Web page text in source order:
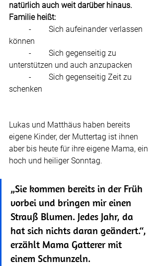
natürlich auch weit darüber hinaus.
Familie heißt:
können
unterstützen und auch anzupacken
schenken
Lukas und Matthäus haben bereits
eigene Kinder, der Muttertag ist ihnen
aber bis heute für ihre eigene Mama, ein
hoch und heiliger Sonntag.
„Sie kommen bereits in der Früh
vorbei und bringen mir einen
Strauß Blumen. Jedes Jahr, da
hat sich nichts daran geändert.“,
erzählt Mama Gatterer mit
einem Schmunzeln.